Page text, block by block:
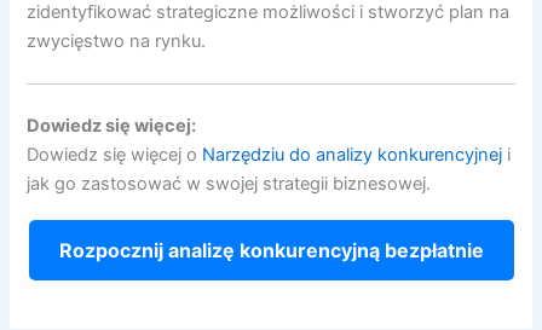
zidentyfikować strategiczne możliwości i stworzyć plan na
zwycięstwo na rynku.
Dowiedz się więcej:
Dowiedz się więcej o Narzędziu do analizy konkurencyjnej i
jak go zastosować w swojej strategii biznesowej.
Rozpocznij analizę konkurencyjną bezpłatnie